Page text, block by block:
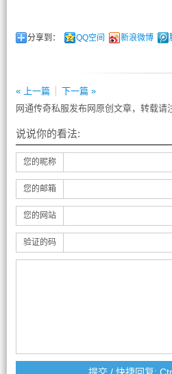
分享到： QQ空间 新浪微博
« 上一篇
下一篇 »
网通传奇私服发布网原创文章，转载请
说说你的看法:
您的昵称
您的邮箱
您的网站
验证的码